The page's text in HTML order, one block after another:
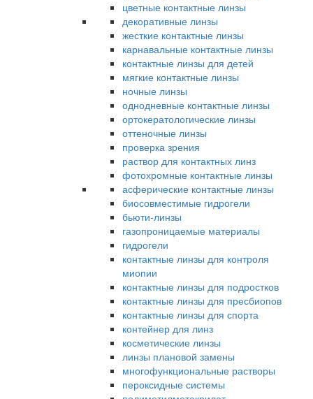
цветные контактные линзы
декоративные линзы
жесткие контактные линзы
карнавальные контактные линзы
контактные линзы для детей
мягкие контактные линзы
ночные линзы
однодневные контактные линзы
ортокератологические линзы
оттеночные линзы
проверка зрения
раствор для контактных линз
фотохромные контактные линзы
асферические контактные линзы
биосовместимые гидрогели
бьюти-линзы
газопроницаемые материалы
гидрогели
контактные линзы для контроля
миопии
контактные линзы для подростков
контактные линзы для пресбиопов
контактные линзы для спорта
контейнер для линз
косметические линзы
линзы плановой замены
многофункциональные растворы
пероксидные системы